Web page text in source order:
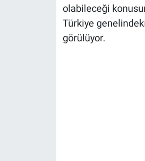
olabileceği
Türkiye
görülüyor.